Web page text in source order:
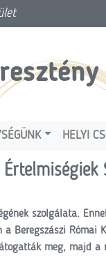
HELYI
szolgálata.
a Beregszászi
meg, majd